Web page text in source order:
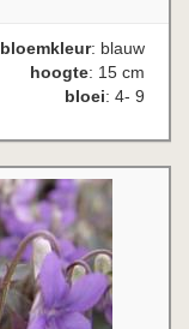
bloemkleur: blauw
hoogte: 15 cm
bloei: 4- 9